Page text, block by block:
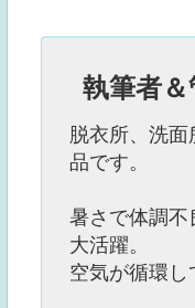
執筆者
脱衣所、洗
品です。
暑さで体調不
大活躍。
空気が循環し